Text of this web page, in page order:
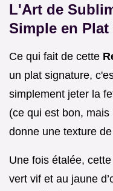
L'Art de
Simple en
Ce qui fait de cette
un plat signature,
simplement jeter la
(ce qui est bon,
donne une texture
Une fois étalée,
vert vif et au jaune